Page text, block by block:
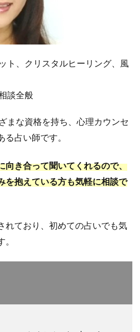
ト、クリスタルヒーリング、風
談全般
まな資格を持ち、心理カウンセ
占い師です。
向き合って聞いてくれるので、
を抱えている方も気軽に相談で
れており、初めての占いでも気